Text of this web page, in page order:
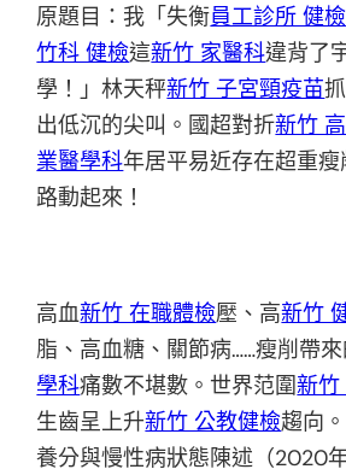
原題目：我「失衡員工診所 健檢
竹科 健檢這新竹 家醫科違背了
學！」林天秤新竹 子宮頸疫苗
出低沉的尖叫。國超對折新竹
業醫學科年居平易近存在超重
路動起來！
高血新竹 在職體檢壓、高新竹
脂、高血糖、關節病……瘦削帶
學科痛數不堪數。世界范圍新竹
生齒呈上升新竹 公教健檢趨向
養分與慢性病狀態陳述（2020